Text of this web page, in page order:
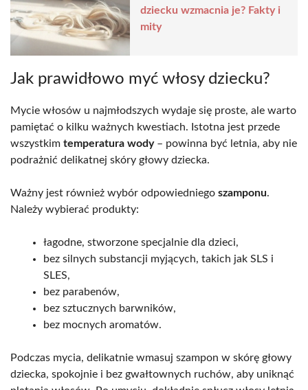
dziecku wzmacnia je? Fakty i
mity
Jak prawidłowo myć włosy dziecku?
Mycie włosów u najmłodszych wydaje się proste, ale warto
pamiętać o kilku ważnych kwestiach. Istotna jest przede
wszystkim temperatura wody– powinna być letnia, aby nie
podrażnić delikatnej skóry głowy dziecka.
Ważny jest również wybór odpowiedniego szamponu.
Należy wybierać produkty:
łagodne, stworzone specjalnie dla dzieci,
bez silnych substancji myjących, takich jak SLS i
SLES,
bez parabenów,
bez sztucznych barwników,
bez mocnych aromatów.
Podczas mycia, delikatnie wmasuj szampon w skórę głowy
dziecka, spokojnie i bez gwałtownych ruchów, aby uniknąć